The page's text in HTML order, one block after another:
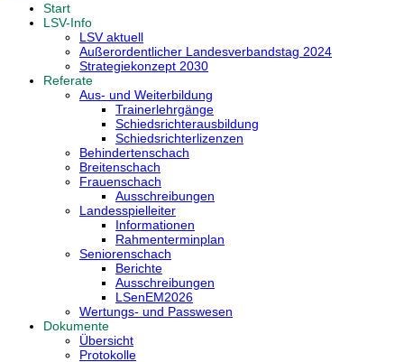
Start
LSV-Info
LSV aktuell
Außerordentlicher Landesverbandstag 2024
Strategiekonzept 2030
Referate
Aus- und Weiterbildung
Trainerlehrgänge
Schiedsrichterausbildung
Schiedsrichterlizenzen
Behindertenschach
Breitenschach
Frauenschach
Ausschreibungen
Landesspielleiter
Informationen
Rahmenterminplan
Seniorenschach
Berichte
Ausschreibungen
LSenEM2026
Wertungs- und Passwesen
Dokumente
Übersicht
Protokolle